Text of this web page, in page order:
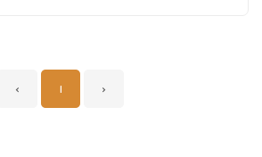
‹ 1 ›